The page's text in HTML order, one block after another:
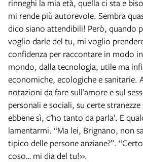
rinneghi la mia età, quella ci sta e
mi rende più autorevole. Sembra
dico siano attendibili! Però, quando
voglio darle del tu, mi voglio
confidenza per raccontare in modo
mondo, dalla tecnologia, utile ma
economiche, ecologiche e sanitarie.
notazioni da fare sull’amore e sul
personali e sociali, su certe
ebbene sì, c’ho tanto da parla’. E
lamentarmi. “Ma lei, Brignano, non
tipico delle persone anziane?”.
coso… mi dia del tu!».